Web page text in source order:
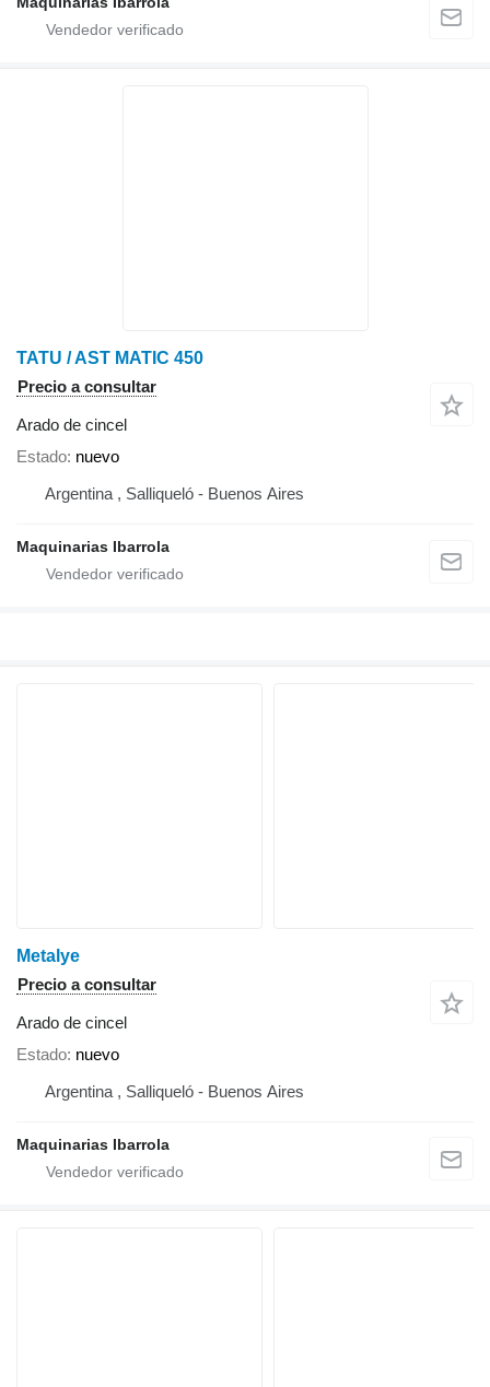
TATU / AST MATIC 450
Precio a consultar
Arado de cincel
Estado nuevo
Argentina , Salliqueló - Buenos Aires
Maquinarias Ibarrola
Metalye
Precio a consultar
Arado de cincel
Estado nuevo
Argentina , Salliqueló - Buenos Aires
Maquinarias Ibarrola